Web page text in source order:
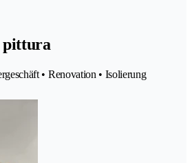
pittura
• Renovation • Isolierung